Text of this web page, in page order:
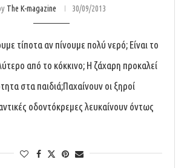
The K-magazine 30/09/2013
τίποτα αν πίνουμε πολύ νερό; Είναι το
από το κόκκινο; Η ζάχαρη προκαλεί
στα παιδιά;Παχαίνουν οι ξηροί
οδοντόκρεμες λευκαίνουν όντως